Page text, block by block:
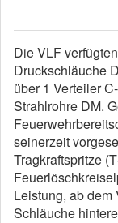
Die VLF
Druckschläuche
über 1 Verteiler
Strahlrohre DM.
seinerzeit
Tragkraftspritze
Leistung, ab dem
Schläuche